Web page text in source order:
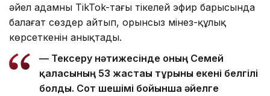
әйел адамның TikTok-тағы тікелей эфир барысында
балағат сөздер айтып, орынсыз мінез-құлық
көрсеткенін анықтады.
— Тексеру нәтижесінде оның Семей
қаласының 53 жастағы тұрғыны екені белгілі
болды. Сот шешімі бойынша әйелге